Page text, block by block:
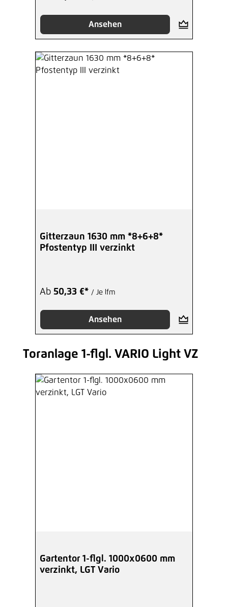
Ansehen
Gitterzaun 1630 mm *8+6+8*
Pfostentyp III verzinkt
Ab 50,33 €* / Je lfm
Ansehen
Produktgalerie überspringen
Toranlage 1-flgl. VARIO Light VZ
Gartentor 1-flgl. 1000x0600 mm
verzinkt, LGT Vario